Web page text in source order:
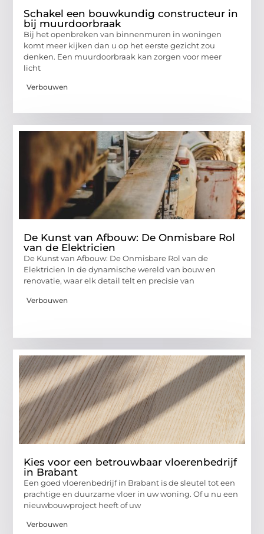
Schakel een bouwkundig constructeur in
bij muurdoorbraak
Bij het openbreken van binnenmuren in woningen
komt meer kijken dan u op het eerste gezicht zou
denken. Een muurdoorbraak kan zorgen voor meer
licht
Verbouwen
De Kunst van Afbouw: De Onmisbare Rol
van de Elektricien
De Kunst van Afbouw: De Onmisbare Rol van de
Elektricien In de dynamische wereld van bouw en
renovatie, waar elk detail telt en precisie van
Verbouwen
Kies voor een betrouwbaar vloerenbedrijf
in Brabant
Een goed vloerenbedrijf in Brabant is de sleutel tot een
prachtige en duurzame vloer in uw woning. Of u nu een
nieuwbouwproject heeft of uw
Verbouwen